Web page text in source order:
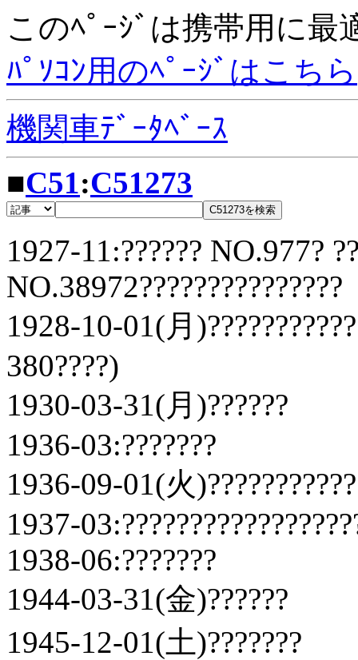
このﾍﾟｰｼﾞは携帯用に最
ﾊﾟｿｺﾝ用のﾍﾟｰｼﾞはこちら
機関車ﾃﾞｰﾀﾍﾞｰｽ
■C51:C51273
1927-11:?????? NO.977?
NO.38972???????????????
1928-10-01(月
380????)
1930-03-31(月)??????
1936-03:???????
1936-09-01(火
1937-
1938-06:???????
1944-03-31(金)??????
1945-12-01(土)???????